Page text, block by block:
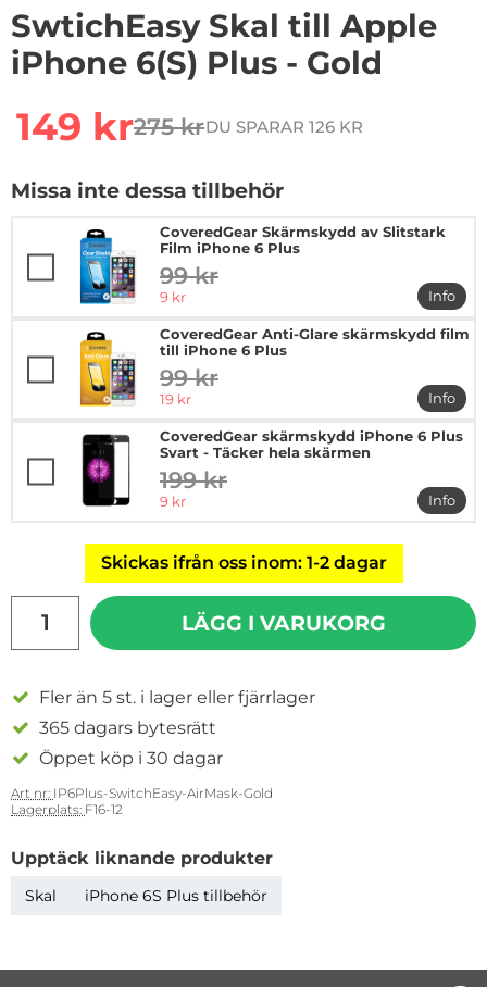
SwtichEasy Skal till Apple
iPhone 6(S) Plus - Gold
rea pris
149 krtidigare pris
275 krDU SPARAR 126 KR
Missa inte dessa tillbehör
CoveredGear Skärmskydd av Slitstark
Film iPhone 6 Plus
tidigare pris
99 kr
rea pris
9 kr
Info
mer
CoveredGear Anti-Glare skärmskydd film
till iPhone 6 Plus
tidigare pris
99 kr
rea pris
19 kr
Info
mer
CoveredGear skärmskydd iPhone 6 Plus
Svart - Täcker hela skärmen
tidigare pris
199 kr
rea pris
9 kr
Info
mer
Skickas ifrån oss inom: 1-2 dagar
LÄGG I VARUKORG
Fler än 5 st. i lager eller fjärrlager
365 dagars bytesrätt
Öppet köp i 30 dagar
Art nr: IP6Plus-SwitchEasy-AirMask-Gold
Lagerplats: F16-12
Upptäck liknande produkter
Skal iPhone 6S Plus tillbehör